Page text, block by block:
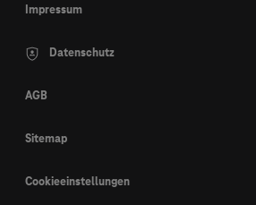
Impressum
Datenschutz
AGB
Sitemap
Cookieeinstellungen